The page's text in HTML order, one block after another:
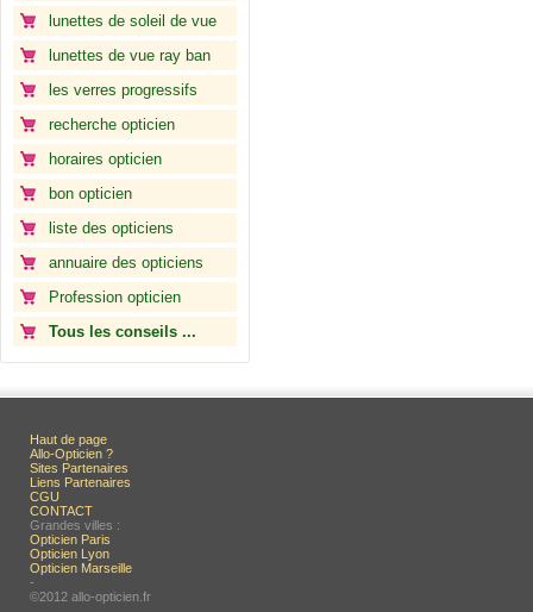
lunettes de soleil de vue
lunettes de vue ray ban
les verres progressifs
recherche opticien
horaires opticien
bon opticien
liste des opticiens
annuaire des opticiens
Profession opticien
Tous les conseils ...
Haut de page
Allo-Opticien ?
Sites Partenaires
Liens Partenaires
CGU
CONTACT
Grandes villes :
Opticien Paris
Opticien Lyon
Opticien Marseille
-
©2012 allo-opticien.fr